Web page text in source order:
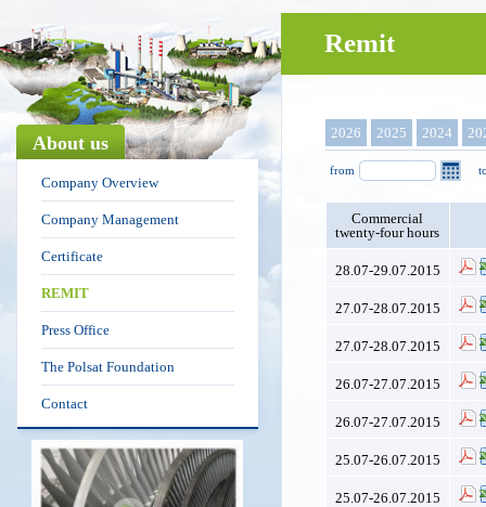
About us
Company Overview
Company Management
Certificate
REMIT
Press Office
The Polsat Foundation
Contact
Remit
2026 2025 2024
from
Commercial
twenty-four hours
28.07-29.07.2015
27.07-28.07.2015
27.07-28.07.2015
26.07-27.07.2015
26.07-27.07.2015
25.07-26.07.2015
25.07-26.07.2015